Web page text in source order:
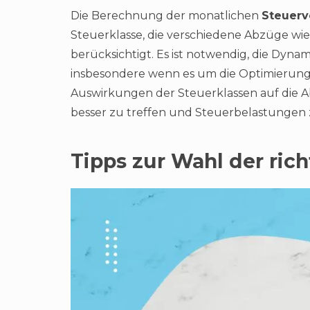
Die Berechnung der monatlichen
Steuerklasse, die verschiedene Abzüge
berücksichtigt. Es ist notwendig, die
insbesondere wenn es um die
Auswirkungen der Steuerklassen auf die
besser zu treffen und Steuerbelastungen
Tipps zur Wahl der